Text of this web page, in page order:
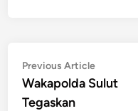
Post
navigation
Previous ArticlePrevious
article:
Wakapolda Sulut
Tegaskan